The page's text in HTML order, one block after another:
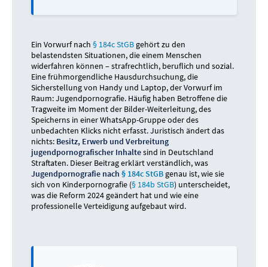
Ein Vorwurf nach § 184c StGB gehört zu den
belastendsten Situationen, die einem Menschen
widerfahren können – strafrechtlich, beruflich und sozial.
Eine frühmorgendliche Hausdurchsuchung, die
Sicherstellung von Handy und Laptop, der Vorwurf im
Raum: Jugendpornografie. Häufig haben Betroffene die
Tragweite im Moment der Bilder-Weiterleitung, des
Speicherns in einer WhatsApp-Gruppe oder des
unbedachten Klicks nicht erfasst. Juristisch ändert das
nichts: Besitz, Erwerb und Verbreitung
jugendpornografischer Inhaltesind in Deutschland
Straftaten. Dieser Beitrag erklärt verständlich, was
Jugendpornografie nach § 184c StGB genau ist, wie sie
sich von Kinderpornografie (§ 184b StGB) unterscheidet,
was die Reform 2024 geändert hat und wie eine
professionelle Verteidigung aufgebaut wird.